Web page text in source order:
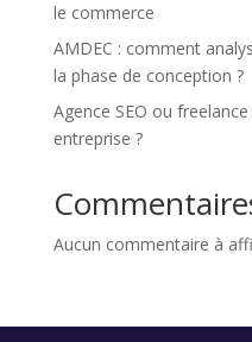
le commerce
AMDEC : comment
la phase de conception ?
Agence SEO ou
entreprise ?
Aucun commentaire à